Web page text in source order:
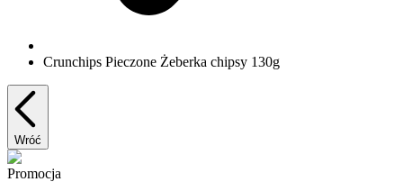
Crunchips Pieczone Żeberka chipsy 130g
Wróć
Promocja